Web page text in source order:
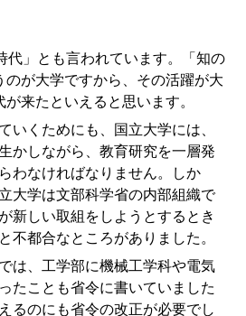
」とも言われています。「知の
のが大学ですから、その活躍が大
来たといえると思います。
いくためにも、国立大学には、
かしながら、教育研究を一層発
わなければなりません。しか
大学は文部科学省の内部組織で
新しい取組をしようとするとき
不都合なところがありました。
は、工学部に機械工学科や電気
たことも省令に書いていました
るのにも省令の改正が必要でし